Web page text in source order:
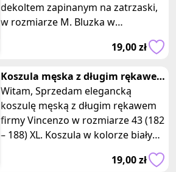
dekoltem zapinanym na zatrzaski,
w rozmiarze M. Bluzka w
19,00 zł
Koszula męska z długim rękawem
Vincenzo rozm. XL 43 (182–188
Witam, Sprzedam elegancką
koszulę męską z długim rękawem
firmy Vincenzo w rozmiarze 43 (182
– 188) XL. Koszula w kolorze białym
19,00 zł